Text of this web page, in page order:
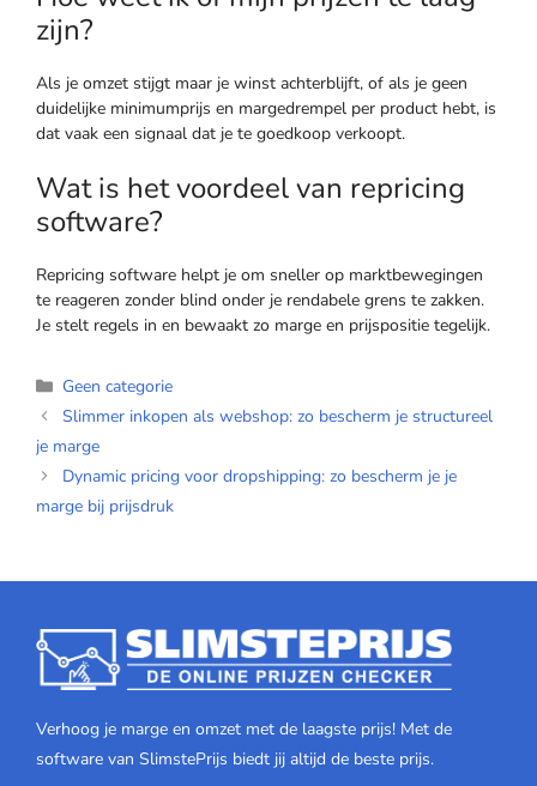
zijn?
Als je omzet stijgt maar je winst achterblijft, of als je geen
duidelijke minimumprijs en margedrempel per product hebt, is
dat vaak een signaal dat je te goedkoop verkoopt.
Wat is het voordeel van repricing
software?
Repricing software helpt je om sneller op marktbewegingen
te reageren zonder blind onder je rendabele grens te zakken.
Je stelt regels in en bewaakt zo marge en prijspositie tegelijk.
Geen categorie
Slimmer inkopen als webshop: zo bescherm je structureel
je marge
Dynamic pricing voor dropshipping: zo bescherm je je
marge bij prijsdruk
Verhoog je marge en omzet met de laagste prijs! Met de
software van SlimstePrijs biedt jij altijd de beste prijs.